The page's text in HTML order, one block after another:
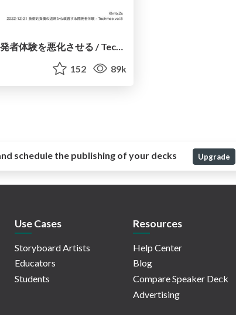
152 89k
schedule the publishing of your decks Upgrade
Use Cases
Storyboard Artists
Educators
Students
Resources
Help Center
Blog
Compare Speaker Deck
Advertising